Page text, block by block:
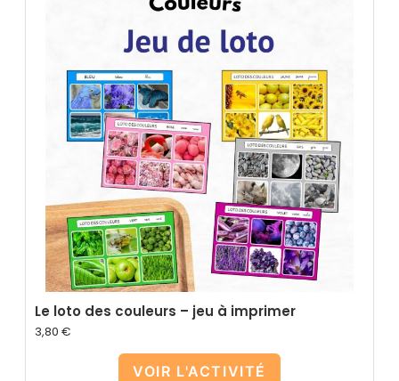
Le loto des couleurs – jeu à imprimer
3,80 €
VOIR L'ACTIVITÉ